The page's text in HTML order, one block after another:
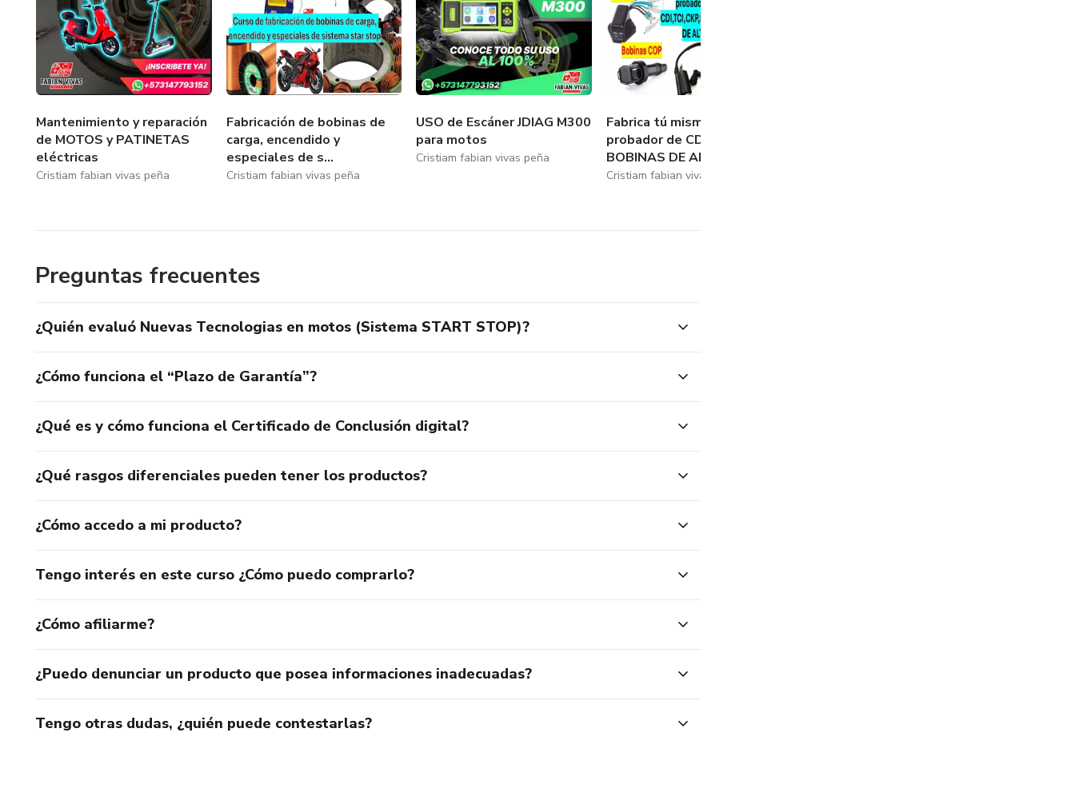
Mantenimiento y reparación
de MOTOS y PATINETAS
eléctricas
Cristiam fabian vivas peña
Fabricación de bobinas de
carga, encendido y
especiales de s...
Cristiam fabian vivas peña
USO de Escáner JDIAG M300
para motos
Cristiam fabian vivas peña
Fabrica tú mismo un
probador de CDI+TCI, CKP,
BOBINAS DE ALT...
Cristiam fabian vivas peña
Preguntas frecuentes
¿Quién evaluó Nuevas Tecnologias en motos (Sistema START STOP)?
¿Cómo funciona el “Plazo de Garantía”?
¿Qué es y cómo funciona el Certificado de Conclusión digital?
¿Qué rasgos diferenciales pueden tener los productos?
¿Cómo accedo a mi producto?
Tengo interés en este curso ¿Cómo puedo comprarlo?
¿Cómo afiliarme?
¿Puedo denunciar un producto que posea informaciones inadecuadas?
Tengo otras dudas, ¿quién puede contestarlas?